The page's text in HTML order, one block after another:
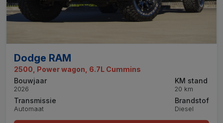
Dodge RAM
2500, Power wagon, 6.7L Cummins
Bouwjaar
2026
Transmissie
Automaat
KM stand
20 km
Brandstof
Diesel